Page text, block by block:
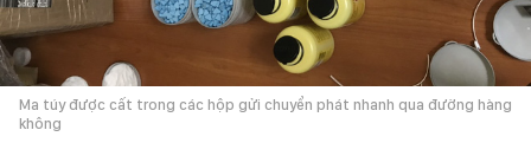
Ma túy được cất trong các hộp gửi chuyển phát nhanh qua đường hàng
không